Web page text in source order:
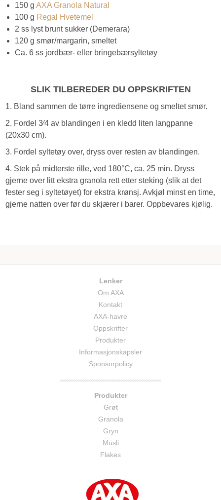
150 g AXA Granola Natural
100 g Regal Hvetemel
2 ss lyst brunt sukker (Demerara)
120 g smør/margarin, smeltet
Ca. 6 ss jordbær- eller bringebærsyltetøy
SLIK TILBEREDER DU OPPSKRIFTEN
1. Bland sammen de tørre ingrediensene og smeltet smør.
2. Fordel 3⁄4 av blandingen i en kledd liten langpanne
(20x30 cm).
3. Fordel syltetøy over, dryss over resten av blandingen.
4. Stek på midterste rille, ved 180°C, ca. 25 min. Dryss
gjerne over litt ekstra granola rett etter steking (slik at det
fester seg i syltetøyet) for ekstra krønsj. Avkjøl minst en time,
gjerne natten over før du skjærer i barer. Oppbevares kjølig.
Lenker
Om AXA
Kontakt
AXA-havre
Oppskrifter
Produkter
Informasjonskapsler
Sponsorpolicy
Produkter
Grøt
Granola
Gryn
Müsli
Flakes